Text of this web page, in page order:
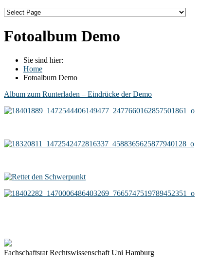
Fotoalbum Demo
Sie sind hier:
Home
Fotoalbum Demo
Album zum Runterladen – Eindrücke der Demo
Fachschaftsrat Rechtswissenschaft Uni Hamburg